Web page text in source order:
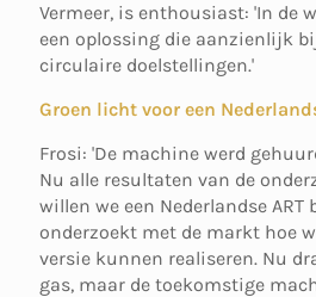
Vermeer, is enthousiast: 'In de
een oplossing die aanzienlijk
circulaire doelstellingen.'
Groen licht voor een
Frosi: 'De machine werd
Nu alle resultaten van de
willen we een Nederlandse ART
onderzoekt met de markt hoe
versie kunnen realiseren. Nu
gas, maar de toekomstige